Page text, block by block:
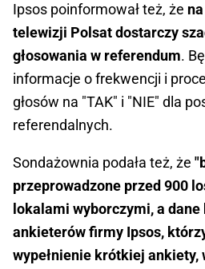
Ipsos poinformował też, że
telewizji Polsat dostarczy
głosowania w referendum.
informacje o frekwencji i
głosów na "TAK" i "NIE" dla
referendalnych.
Sondażownia podała też, że
przeprowadzone przed 900
lokalami wyborczymi, a
ankieterów firmy Ipsos,
wypełnienie krótkiej ankiety,